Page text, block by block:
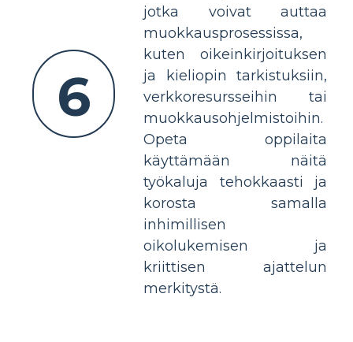
6
jotka voivat auttaa
muokkausprosessissa,
kuten oikeinkirjoituksen
ja kieliopin tarkistuksiin,
verkkoresursseihin tai
muokkausohjelmistoihin.
Opeta oppilaita
käyttämään näitä
työkaluja tehokkaasti ja
korosta samalla
inhimillisen
oikolukemisen ja
kriittisen ajattelun
merkitystä.